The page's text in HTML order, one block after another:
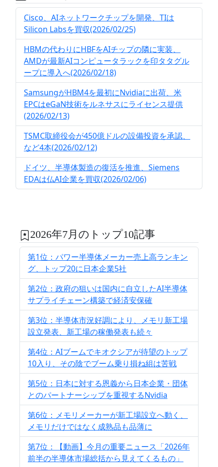
Cisco、AIネットワークチップを開発、TIは
Silicon Labsを買収(2026/02/25)
HBMの代わりにHBFをAIチップの隣に実装、
AMDが最新AIコンピュータラックを印タタグル
ープに導入へ(2026/02/18)
SamsungがHBM4を最初にNvidiaに出荷、米
EPCはeGaN技術をルネサスにライセンス提供
(2026/02/13)
TSMC取締役会が450億ドルの設備投資を承認、
など4本(2026/02/12)
ドイツ、半導体製造の復活を推進、Siemens
EDAは仏AI企業を買収(2026/02/06)
2026年7月のトップ10記事
第1位：パワー半導体メーカー売上高ランキン
グ、トップ20に日本企業5社
第2位：政府の狙いは国内に自立したAI半導体
サプライチェーン構築で経済安保確
第3位：半導体市況好調により、メモリ新工場
設立発表、新工場の稼働発表も続々
第4位：AIブームでキオクシアが待望のトップ
10入り、その陰でブーム乗り損ね組は苦戦
第5位：日本に対する恩義から日本企業・団体
とのパートナーシップを重視するNvidia
第6位：メモリメーカーが新工場設立へ動く、
メモリだけではなく成熟品も品薄に
第7位：【動画】今月の重要ニュース「2026年
前半の半導体市場総括から見えてくるもの」